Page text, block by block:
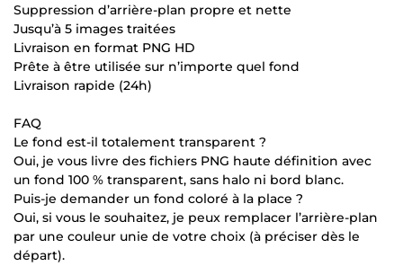
Suppression d’arrière-plan propre et nette
Jusqu’à 5 images traitées
Livraison en format PNG HD
Prête à être utilisée sur n’importe quel fond
Livraison rapide (24h)
FAQ
Le fond est-il totalement transparent ?
Oui, je vous livre des fichiers PNG haute définition avec
un fond 100 % transparent, sans halo ni bord blanc.
Puis-je demander un fond coloré à la place ?
Oui, si vous le souhaitez, je peux remplacer l’arrière-plan
par une couleur unie de votre choix (à préciser dès le
départ).